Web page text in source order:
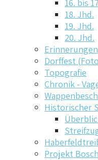
16. bis
18. Jhd.
19. Jhd.
20. Jhd.
Dorffest
Topografie
Chronik -
Historischer
Projekt